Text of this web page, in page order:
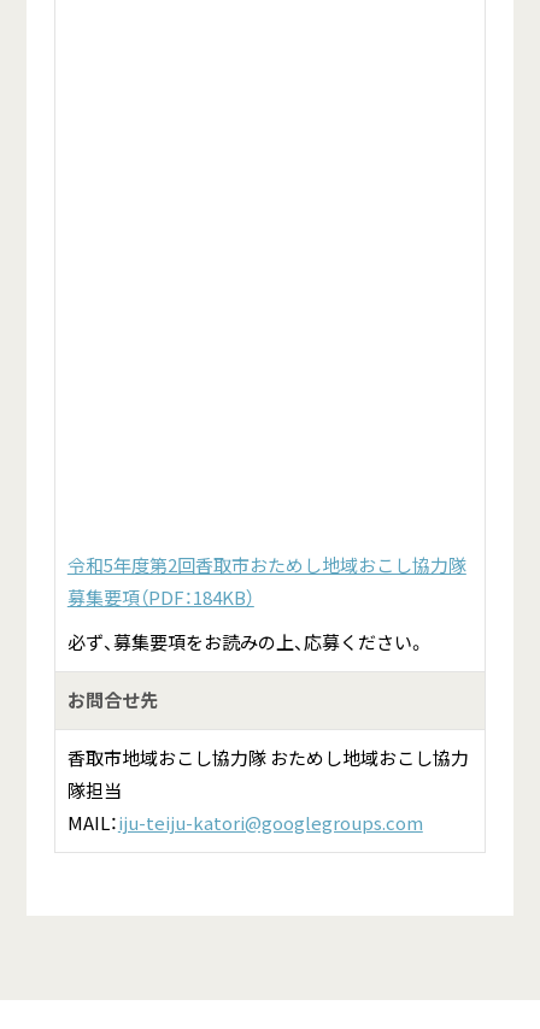
令和5年度第2回香取市おためし地域おこし協力隊
募集要項（PDF：184KB）
必ず、募集要項をお読みの上、応募ください。
お問合せ先
香取市地域おこし協力隊 おためし地域おこし協力
隊担当
MAIL：iju-teiju-katori@googlegroups.com